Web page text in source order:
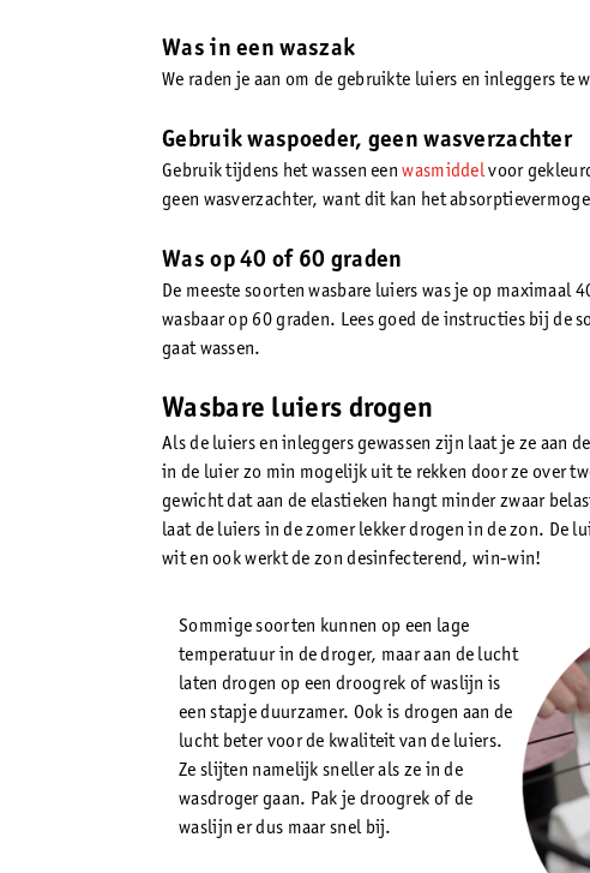
Was in een waszak
We raden je aan om de gebruikte luiers en inleggers te
Gebruik waspoeder, geen wasverzachter
Gebruik tijdens het wassen eenwasmiddelvoor
geen wasverzachter, want dit kan het
Was op 40 of 60 graden
De meeste soorten wasbare luiers was je op maximaal
wasbaar op 60 graden. Lees goed de instructies bij de
gaat wassen.
Wasbare luiers drogen
Als de luiers en inleggers gewassen zijn laat je ze aan
in de luier zo min mogelijk uit te rekken door ze over
gewicht dat aan de elastieken hangt minder zwaar
laat de luiers in de zomer lekker drogen in de zon. De
wit en ook werkt de zon desinfecterend, win-win!
Sommige soorten kunnen op een lage
temperatuur in de droger, maar aan de lucht
laten drogen op een droogrek of waslijn is
een stapje duurzamer. Ook is drogen aan de
lucht beter voor de kwaliteit van de luiers.
Ze slijten namelijk sneller als ze in de
wasdroger gaan. Pak je droogrek of de
waslijn er dus maar snel bij.